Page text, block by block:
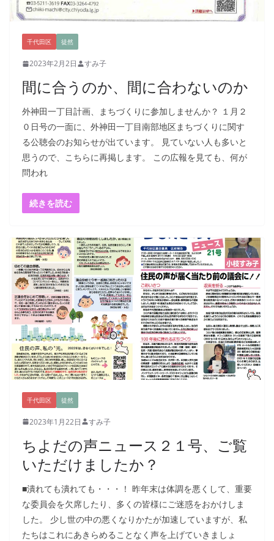
千代田区 徒然
2023年2月2日 すみ子
間に合うのか、間に合わないのか
外神田一丁目計画、まちづくりに参加しませんか？ １月２
０日号の一面に、外神田一丁目南部地区まちづくりに関す
る公聴会のお知らせが出ています。 見ていない人も多いと
思うので、こちらに再掲します。 この広報を見ても、何が
問われ
続きを読む
千代田区 徒然
2023年1月22日 すみ子
ちよだの声ニュース２１号、ご覧
いただけましたか？
■潰れても潰れても・・・！ 昨年末は体調を悪くして、重要
な委員会を欠席したり、多くの皆様にご迷惑をおかけしま
した。 少し世の中の悪くなりかたが加速していますが、私
たちはこれにあきらめることなく声を上げていきましょ